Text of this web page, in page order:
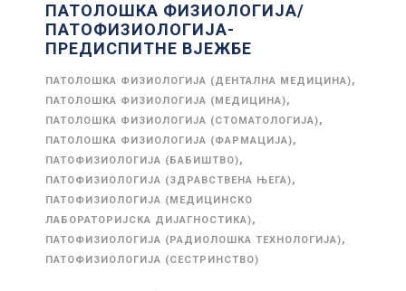
ПАТОЛОШКА ФИЗИОЛОГИЈА/
ПАТОФИЗИОЛОГИЈА-
ПРЕДИСПИТНЕ ВЈЕЖБЕ
ПАТОЛОШКА ФИЗИОЛОГИЈА (ДЕНТАЛНА МЕДИЦИНА),
ПАТОЛОШКА ФИЗИОЛОГИЈА (МЕДИЦИНА),
ПАТОЛОШКА ФИЗИОЛОГИЈА (СТОМАТОЛОГИЈА),
ПАТОЛОШКА ФИЗИОЛОГИЈА (ФАРМАЦИЈА),
ПАТОФИЗИОЛОГИЈА (БАБИШТВО),
ПАТОФИЗИОЛОГИЈА (ЗДРАВСТВЕНА ЊЕГА),
ПАТОФИЗИОЛОГИЈА (МЕДИЦИНСКО
ЛАБОРАТОРИЈСКА ДИЈАГНОСТИКА),
ПАТОФИЗИОЛОГИЈА (РАДИОЛОШКА ТЕХНОЛОГИЈА),
ПАТОФИЗИОЛОГИЈА (СЕСТРИНСТВО)